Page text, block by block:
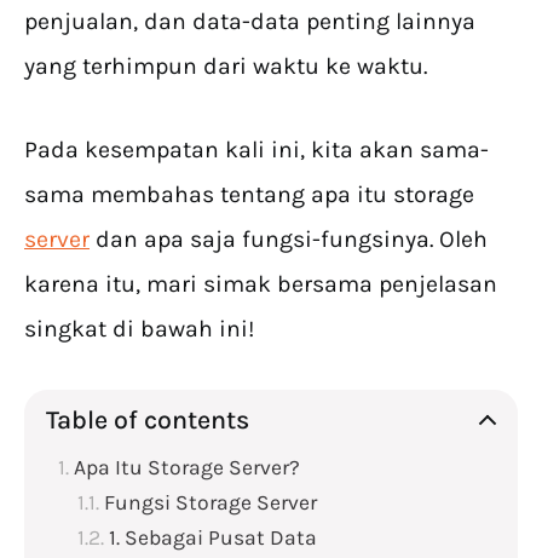
penjualan, dan data-data penting lainnya
yang terhimpun dari waktu ke waktu.
Pada kesempatan kali ini, kita akan sama-
sama membahas tentang apa itu storage
server dan apa saja fungsi-fungsinya. Oleh
karena itu, mari simak bersama penjelasan
singkat di bawah ini!
Table of contents
Apa Itu Storage Server?
Fungsi Storage Server
1. Sebagai Pusat Data